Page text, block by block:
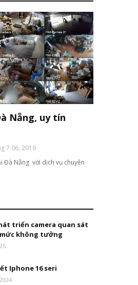
Nẵng, uy tín
7 06, 2019
Đà Nẵng với dịch vụ chuyên
triển camera quan sát
không tưởng
Iphone 16 seri